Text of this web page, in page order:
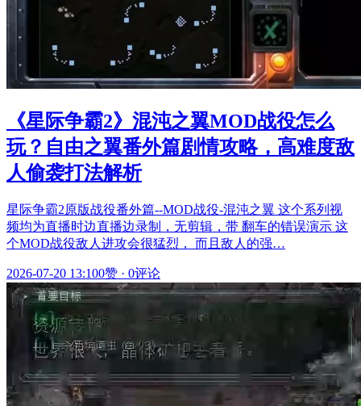
《星际争霸2》混沌之翼MOD战役怎么
玩？自由之翼番外篇剧情攻略，高难度敌
人偷袭打法解析
星际争霸2原版战役番外篇--MOD战役-混沌之翼 这个系列视
频均为直播时边直播边录制，无剪辑，带 翻车的错误演示 这
个MOD战役敌人进攻会很猛烈， 而且敌人的强…
2026-07-20 13:100赞 · 0评论